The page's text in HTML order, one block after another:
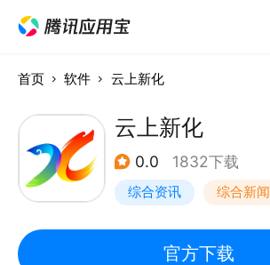
首页 软件 云上新化
云上新化
0.0 1832下载
综合资讯 综合新闻
官方下载